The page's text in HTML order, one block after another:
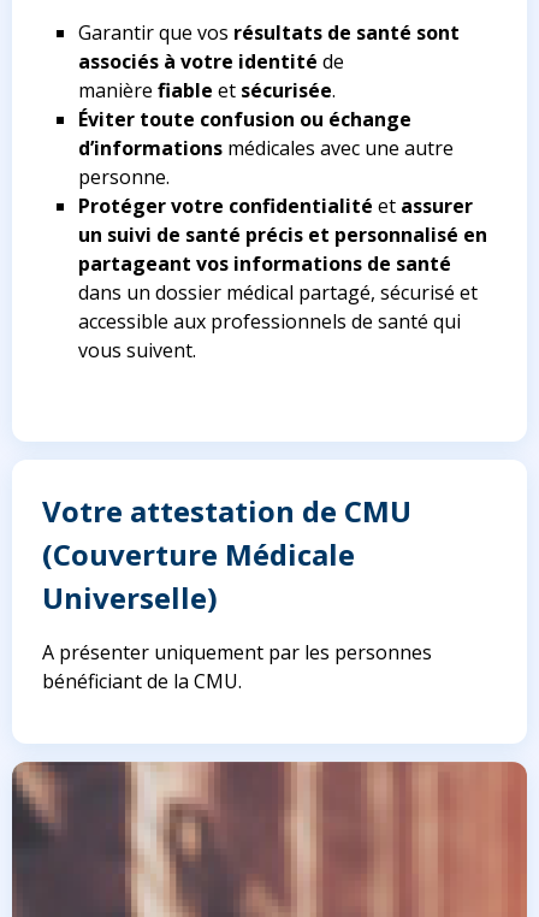
Garantir que vos résultats de santé sont
associés à votre identité de
manière fiable et sécurisée.
Éviter toute confusion ou échange
d’informations médicales avec une autre
personne.
Protéger votre confidentialité et assurer
un suivi de santé précis et personnalisé en
partageant vos informations de santé
dans un dossier médical partagé, sécurisé et
accessible aux professionnels de santé qui
vous suivent.
Votre attestation de CMU
(Couverture Médicale
Universelle)
A présenter uniquement par les personnes
bénéficiant de la CMU.